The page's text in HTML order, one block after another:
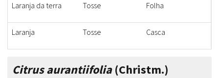
Laranja da terra Tosse Folha
Laranja Tosse Casca
Citrus aurantiifolia(Christm.)